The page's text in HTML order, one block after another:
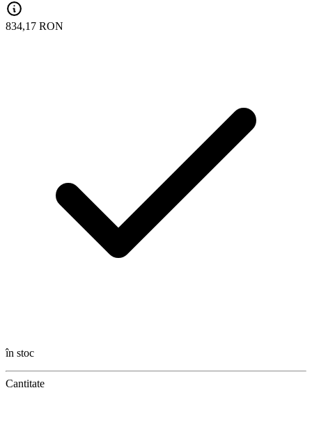
834,17 RON
în stoc
Cantitate